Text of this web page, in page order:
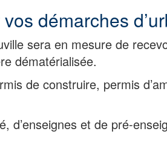
démarches
sera en mesure de
dématérialisée.
de construire, permis
d’enseignes et de pré-